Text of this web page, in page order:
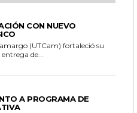
CON NUEVO
(UTCam) fortaleció su
de...
A PROGRAMA DE